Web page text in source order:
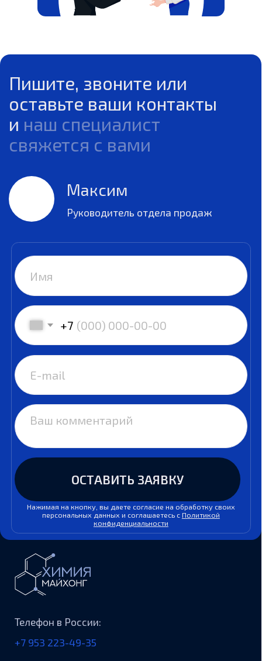
ОСТАВИТЬ ЗАЯВКУ
Телефон в России:
Почта:
+7 953 223-49-35
China Chem, 2024
Нажимая на кнопку, вы даете согласие на обработку своих
персональных данных и соглашаетесь с
конфиденциальности
Информация на сайте не является публичной офертой.